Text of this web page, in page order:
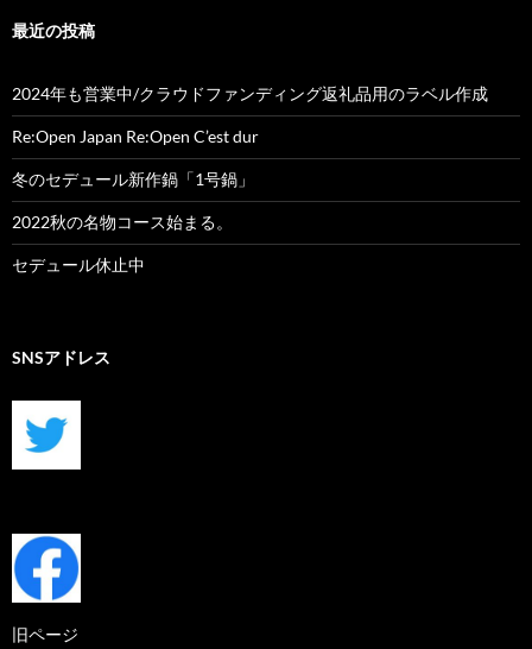
最近の投稿
2024年も営業中/クラウドファンディング返礼品用のラベル作成
Re:Open Japan Re:Open C’est dur
冬のセデュール新作鍋「1号鍋」
2022秋の名物コース始まる。
セデュール休止中
SNSアドレス
旧ページ